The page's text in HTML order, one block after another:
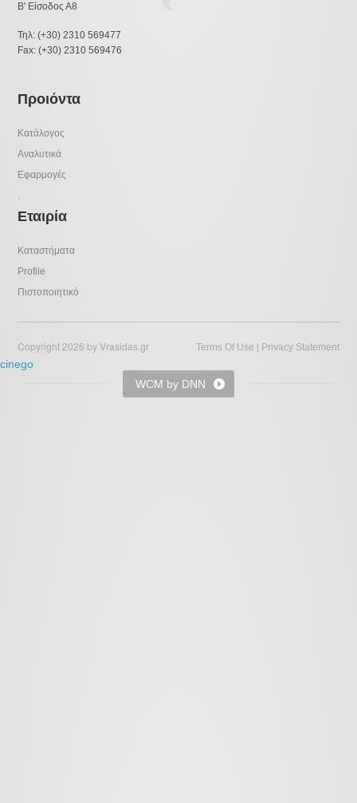
Β' Είσοδος Α8
Τηλ: (+30) 2310 569477
Fax: (+30) 2310 569476
Προιόντα
Κατάλογος
Αναλυτικά
Εφαρμογές
.
Εταιρία
Καταστήματα
Profile
Πιστοποιητικό
Terms Of Use | Privacy Statement
Copyright 2026 by Vrasidas.gr
WCM by DNN
cinego